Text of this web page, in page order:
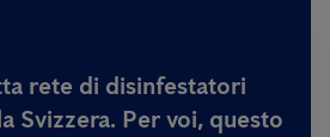
rete di disinfestatori
Svizzera. Per voi, questo